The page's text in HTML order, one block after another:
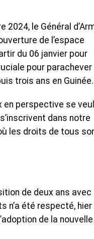
2024, le Général
de l’espace
du 06 janvier pour
pour parachever
trois ans en Guinée.
perspective se
dans notre
les droits de tous
de deux ans avec
n’a été respecté, hier
de la nouvelle